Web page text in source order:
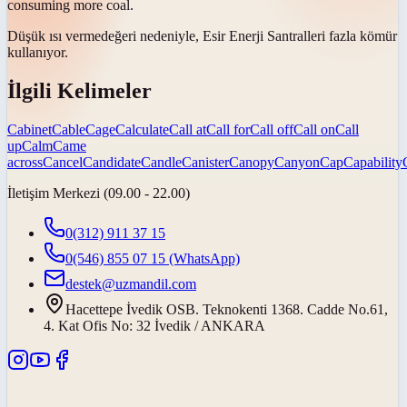
consuming more coal.
Düşük ısı vermedeğeri nedeniyle, Esir Enerji Santralleri fazla kömür
kullanıyor.
İlgili Kelimeler
CabinetCableCageCalculateCall atCall forCall offCall onCall
upCalmCame
acrossCancelCandidateCandleCanisterCanopyCanyonCapCapability
İletişim Merkezi (09.00 - 22.00)
0(312) 911 37 15
0(546) 855 07 15 (WhatsApp)
destek@uzmandil.com
Hacettepe İvedik OSB. Teknokenti 1368. Cadde No.61,
4. Kat Ofis No: 32 İvedik / ANKARA